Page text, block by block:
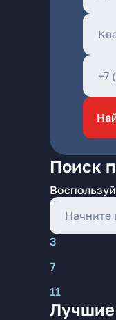
Поиск
3
7
11
Лучшие